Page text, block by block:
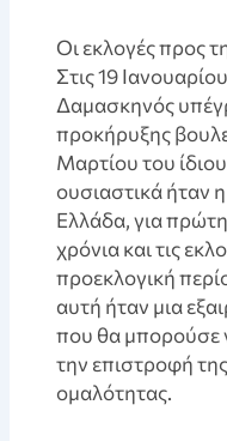
Οι εκλογές προς
Στις 19
Δαμασκηνός
προκήρυξης
Μαρτίου του
ουσιαστικά ήταν
Ελλάδα, για
χρόνια και τις
προεκλογική
αυτή ήταν μια
που θα μπορούσε
την επιστροφή
ομαλότητας.